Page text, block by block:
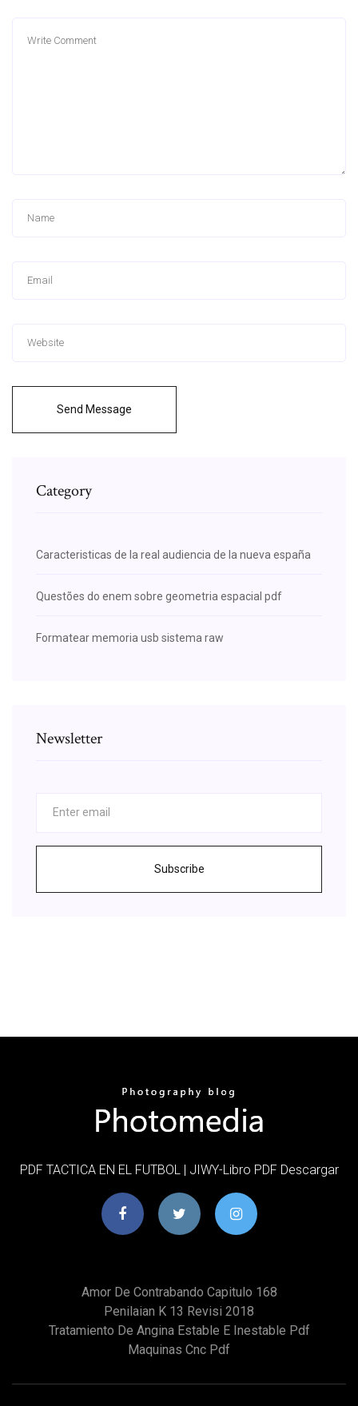
Send Message
Category
Caracteristicas de la real audiencia de la nueva españa
Questões do enem sobre geometria espacial pdf
Formatear memoria usb sistema raw
Newsletter
Subscribe
PDF TACTICA EN EL FUTBOL | JIWY-Libro PDF Descargar
Amor De Contrabando Capitulo 168
Penilaian K 13 Revisi 2018
Tratamiento De Angina Estable E Inestable Pdf
Maquinas Cnc Pdf